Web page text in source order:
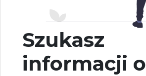
Szukasz
informacji o